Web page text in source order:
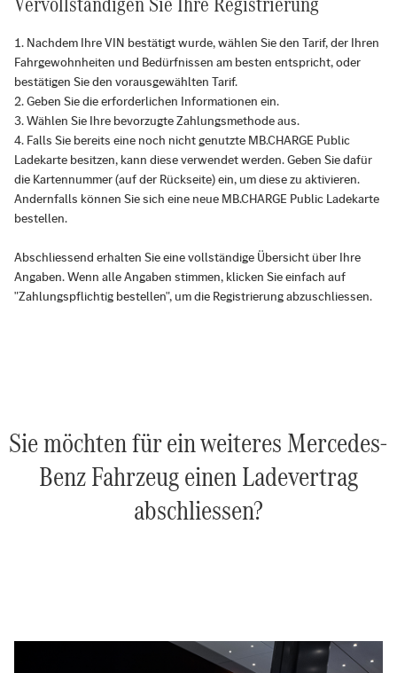
Nachdem Ihre VIN bestätigt wurde, wählen Sie den Tarif, der Ihren
Fahrgewohnheiten und Bedürfnissen am besten entspricht, oder
bestätigen Sie den vorausgewählten Tarif.
Geben Sie die erforderlichen Informationen ein.
Wählen Sie Ihre bevorzugte Zahlungsmethode aus.
Falls Sie bereits eine noch nicht genutzte MB.CHARGE Public
Ladekarte besitzen, kann diese verwendet werden. Geben Sie dafür
die Kartennummer (auf der Rückseite) ein, um diese zu aktivieren.
Andernfalls können Sie sich eine neue MB.CHARGE Public Ladekarte
bestellen.
Abschliessend erhalten Sie eine vollständige Übersicht über Ihre
Angaben. Wenn alle Angaben stimmen, klicken Sie einfach auf
"Zahlungspflichtig bestellen", um die Registrierung abzuschliessen.
Sie möchten für ein weiteres Mercedes-
Benz Fahrzeug einen Ladevertrag
abschliessen?